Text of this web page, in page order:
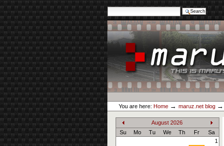
Advanced Search…
Skip
to
content.
navigation
maruz.net
Personal
tools
You are here: Home → maruz.net blog →
«
August 2026
»
Su Mo Tu We Th Fr
Sa
1